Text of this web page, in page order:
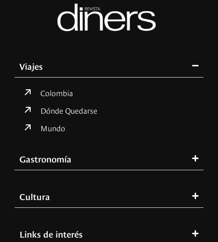
Viajes
Colombia
Dónde Quedarse
Mundo
Gastronomía
Cultura
Links de interés